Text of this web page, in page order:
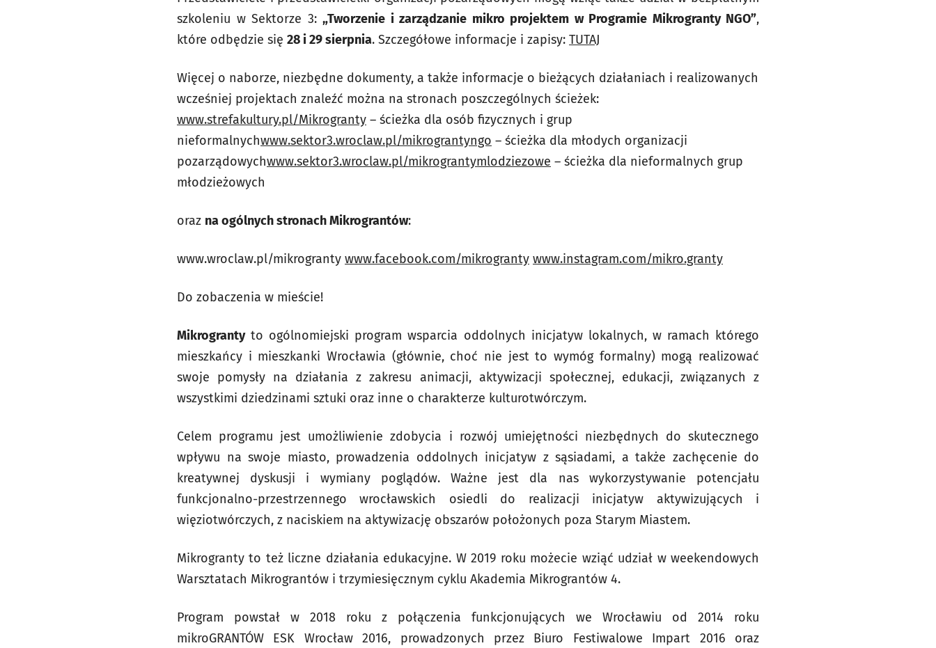
szkoleniu w Sektorze 3: „Tworzenie i zarządzanie mikro projektem w Programie Mikrogranty NGO”,
które odbędzie się 28 i 29 sierpnia. Szczegółowe informacje i zapisy: TUTAJ
Więcej o naborze, niezbędne dokumenty, a także informacje o bieżących działaniach i realizowanych
wcześniej projektach znaleźć można na stronach poszczególnych ścieżek:
www.strefakultury.pl/Mikrogranty – ścieżka dla osób fizycznych i grup
nieformalnychwww.sektor3.wroclaw.pl/mikrograntyngo – ścieżka dla młodych organizacji
pozarządowychwww.sektor3.wroclaw.pl/mikrograntymlodziezowe – ścieżka dla nieformalnych grup
młodzieżowych
oraz na ogólnych stronach Mikrograntów:
www.wroclaw.pl/mikrogranty www.facebook.com/mikrogranty www.instagram.com/mikro.granty
Do zobaczenia w mieście!
Mikrograntyto ogólnomiejski program wsparcia oddolnych inicjatyw lokalnych, w ramach którego
mieszkańcy i mieszkanki Wrocławia (głównie, choć nie jest to wymóg formalny) mogą realizować
swoje pomysły na działania z zakresu animacji, aktywizacji społecznej, edukacji, związanych z
wszystkimi dziedzinami sztuki oraz inne o charakterze kulturotwórczym.
Celem programu jest umożliwienie zdobycia i rozwój umiejętności niezbędnych do skutecznego
wpływu na swoje miasto, prowadzenia oddolnych inicjatyw z sąsiadami, a także zachęcenie do
kreatywnej dyskusji i wymiany poglądów. Ważne jest dla nas wykorzystywanie potencjału
funkcjonalno-przestrzennego wrocławskich osiedli do realizacji inicjatyw aktywizujących i
więziotwórczych, z naciskiem na aktywizację obszarów położonych poza Starym Miastem.
Mikrogranty to też liczne działania edukacyjne. W 2019 roku możecie wziąć udział w weekendowych
Warsztatach Mikrograntów i trzymiesięcznym cyklu Akademia Mikrograntów 4.
Program powstał w 2018 roku z połączenia funkcjonujących we Wrocławiu od 2014 roku
mikroGRANTÓW ESK Wrocław 2016, prowadzonych przez Biuro Festiwalowe Impart 2016 oraz